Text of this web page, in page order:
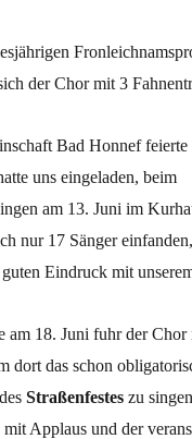
der Chor mit 3
Bad Honnef
uns eingeladen, beim
am 13. Juni im
nur 17 Sänger
Eindruck mit
am 18. Juni fuhr der Chor
dort das schon
Straßenfestes zu
mit Applaus und der